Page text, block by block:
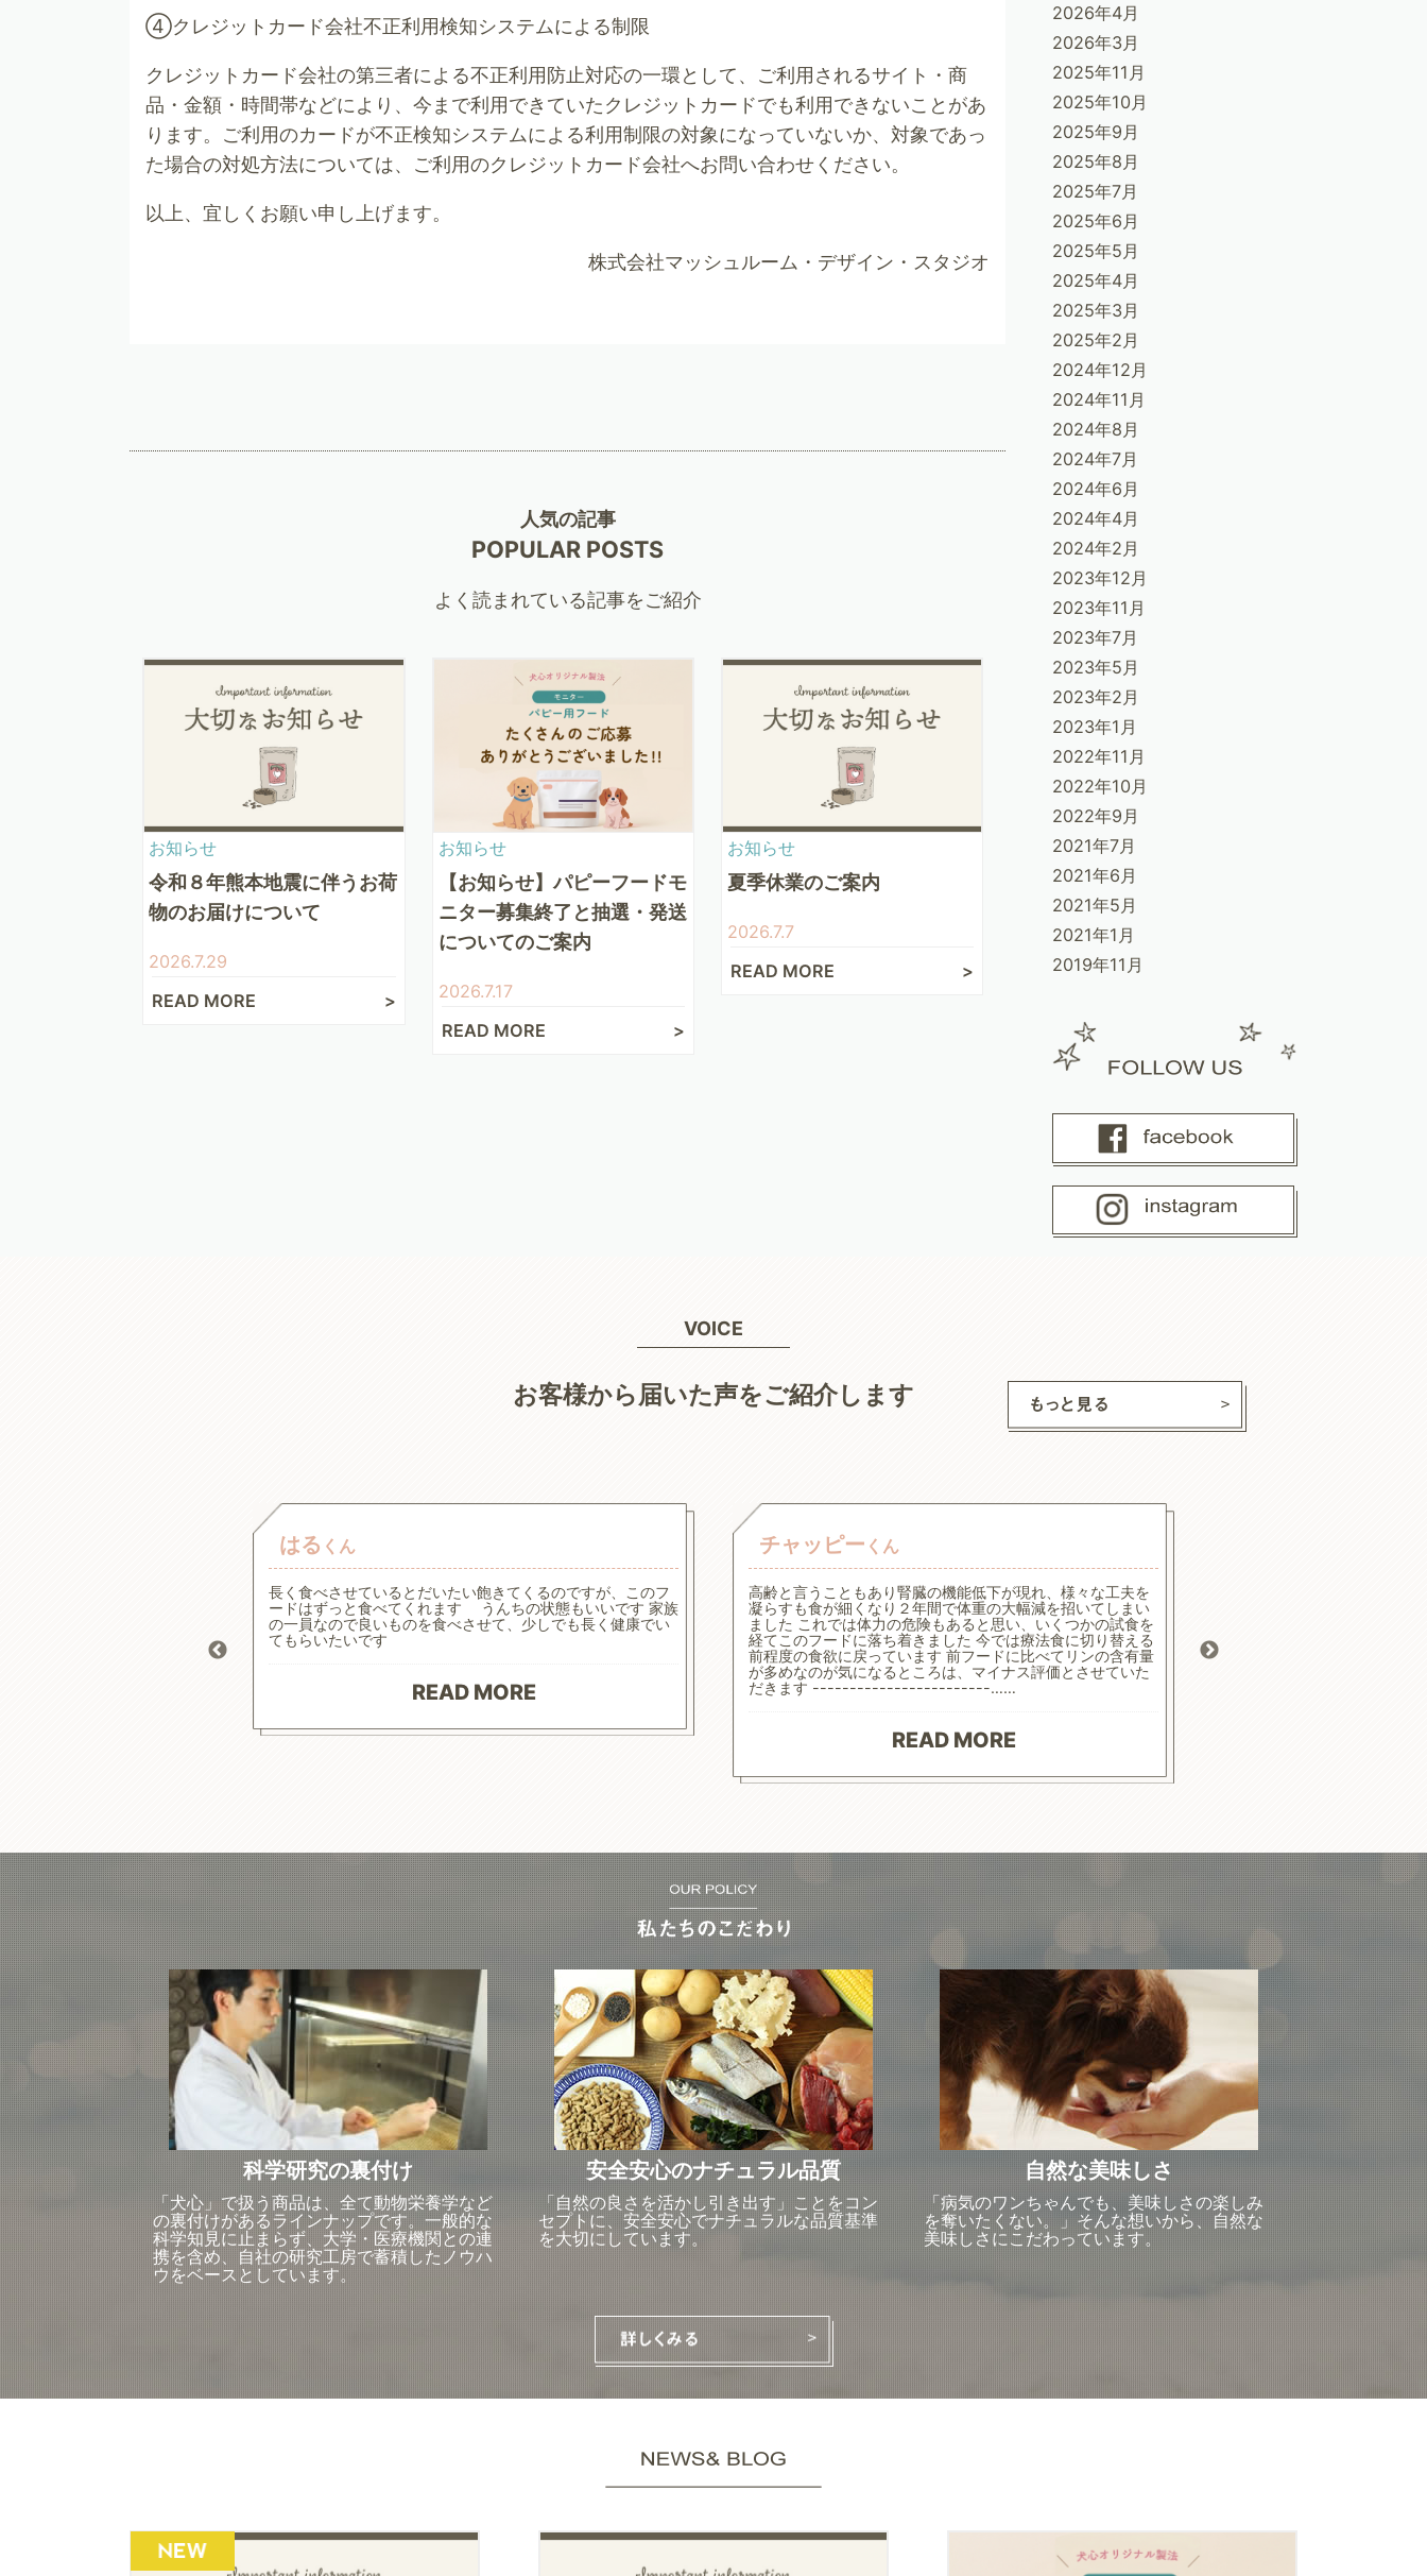
④クレジットカード会社不正利用検知システムによる制限
クレジットカード会社の第三者による不正利用防止対応の一環として、ご利用されるサイト・商
品・金額・時間帯などにより、今まで利用できていたクレジットカードでも利用できないことがあ
ります。ご利用のカードが不正検知システムによる利用制限の対象になっていないか、対象であっ
た場合の対処方法については、ご利用のクレジットカード会社へお問い合わせください。
以上、宜しくお願い申し上げます。
株式会社マッシュルーム・デザイン・スタジオ
人気の記事
POPULAR POSTS
よく読まれている記事をご紹介
お知らせ
令和８年熊本地震に伴うお荷
物のお届けについて
2026.7.29
READ MORE
お知らせ
【お知らせ】パピーフードモ
ニター募集終了と抽選・発送
についてのご案内
2026.7.17
READ MORE
お知らせ
夏季休業のご案内
2026.7.7
READ MORE
2026年4月
2026年3月
2025年11月
2025年10月
2025年9月
2025年8月
2025年7月
2025年6月
2025年5月
2025年4月
2025年3月
2025年2月
2024年12月
2024年11月
2024年8月
2024年7月
2024年6月
2024年4月
2024年2月
2023年12月
2023年11月
2023年7月
2023年5月
2023年2月
2023年1月
2022年11月
2022年10月
2022年9月
2021年7月
2021年6月
2021年5月
2021年1月
2019年11月
VOICE
お客様から届いた声をご紹介します
はる くん
長く食べさせているとだいたい飽きてくるのですが、このフ
ードはずっと食べてくれます うんちの状態もいいです 家族
の一員なので良いものを食べさせて、少しでも長く健康でい
てもらいたいです
READ MORE
チャッピー くん
高齢と言うこともあり腎臓の機能低下が現れ、様々な工夫を
凝らすも食が細くなり２年間で体重の大幅減を招いてしまい
ました これでは体力の危険もあると思い、いくつかの試食を
経てこのフードに落ち着きました 今では療法食に切り替える
前程度の食欲に戻っています 前フードに比べてリンの含有量
が多めなのが気になるところは、マイナス評価とさせていた
だきます ------------------------……
READ MORE
科学研究の裏付け
「犬心」で扱う商品は、全て動物栄養学など
の裏付けがあるラインナップです。一般的な
科学知見に止まらず、大学・医療機関との連
携を含め、自社の研究工房で蓄積したノウハ
ウをベースとしています。
安全安心のナチュラル品質
「自然の良さを活かし引き出す」ことをコン
セプトに、安全安心でナチュラルな品質基準
を大切にしています。
自然な美味しさ
「病気のワンちゃんでも、美味しさの楽しみ
を奪いたくない。」そんな想いから、自然な
美味しさにこだわっています。